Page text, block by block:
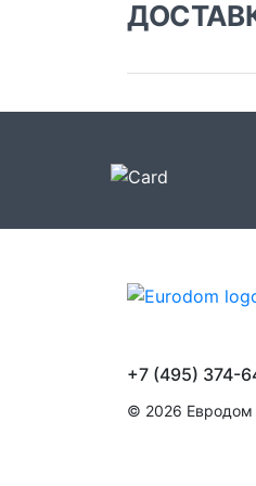
Доставка в
При заказе в
Доставка в
только
Срок доставки
Доставка
с большим
+7 (495) 374-
© 2026 Евродом